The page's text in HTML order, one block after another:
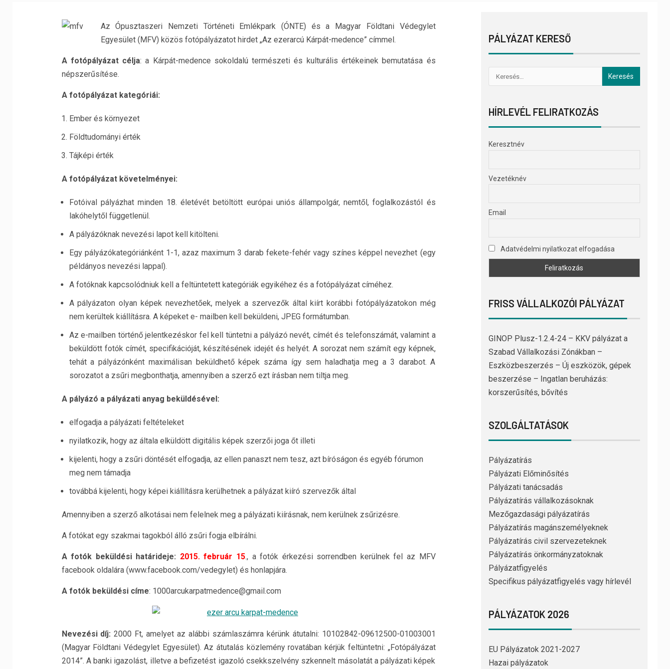
Az Ópusztaszeri Nemzeti Történeti Emlékpark (ÓNTE) és a Magyar Földtani Védegylet
Egyesület (MFV) közös fotópályázatot hirdet „Az ezerarcú Kárpát-medence” címmel.
A fotópályázat célja: a Kárpát-medence sokoldalú természeti és kulturális értékeinek bemutatása és
népszerűsítése.
A fotópályázat kategóriái:
Ember és környezet
Földtudományi érték
Tájképi érték
A fotópályázat követelményei:
Fotóival pályázhat minden 18. életévét betöltött európai uniós állampolgár, nemtől, foglalkozástól és
lakóhelytől függetlenül.
A pályázóknak nevezési lapot kell kitölteni.
Egy pályázókategóriánként 1-1, azaz maximum 3 darab fekete-fehér vagy színes képpel nevezhet (egy
példányos nevezési lappal).
A fotóknak kapcsolódniuk kell a feltüntetett kategóriák egyikéhez és a fotópályázat címéhez.
A pályázaton olyan képek nevezhetőek, melyek a szervezők által kiírt korábbi fotópályázatokon még
nem kerültek kiállításra. A képeket e- mailben kell beküldeni, JPEG formátumban.
Az e-mailben történő jelentkezéskor fel kell tüntetni a pályázó nevét, címét és telefonszámát, valamint a
beküldött fotók címét, specifikációját, készítésének idejét és helyét. A sorozat nem számít egy képnek,
tehát a pályázónként maximálisan beküldhető képek száma így sem haladhatja meg a 3 darabot. A
sorozatot a zsűri megbonthatja, amennyiben a szerző ezt írásban nem tiltja meg.
A pályázó a pályázati anyag beküldésével:
elfogadja a pályázati feltételeket
nyilatkozik, hogy az általa elküldött digitális képek szerzői joga őt illeti
kijelenti, hogy a zsűri döntését elfogadja, az ellen panaszt nem tesz, azt bíróságon és egyéb fórumon
meg nem támadja
továbbá kijelenti, hogy képei kiállításra kerülhetnek a pályázat kiíró szervezők által
Amennyiben a szerző alkotásai nem felelnek meg a pályázati kiírásnak, nem kerülnek zsűrizésre.
A fotókat egy szakmai tagokból álló zsűri fogja elbírálni.
A fotók beküldési határideje: 2015. február 15., a fotók érkezési sorrendben kerülnek fel az MFV
facebook oldalára (www.facebook.com/vedegylet) és honlapjára.
A fotók beküldési címe: 1000arcukarpatmedence@gmail.com
Nevezési díj: 2000 Ft, amelyet az alábbi számlaszámra kérünk átutalni: 10102842-09612500-01003001
(Magyar Földtani Védegylet Egyesület). Az átutalás közlemény rovatában kérjük feltüntetni: „Fotópályázat
2014”. A banki igazolást, illetve a befizetést igazoló csekkszelvény szkennelt másolatát a pályázati képek
PÁLYÁZAT KERESŐ
HÍRLEVÉL FELIRATKOZÁS
Keresztnév
Vezetéknév
Email
Adatvédelmi nyilatkozat elfogadása
FRISS VÁLLALKOZÓI PÁLYÁZAT
GINOP Plusz-1.2.4-24 – KKV pályázat a
Szabad Vállalkozási Zónákban –
Eszközbeszerzés – Új eszközök, gépek
beszerzése – Ingatlan beruházás:
korszerűsítés, bővítés
SZOLGÁLTATÁSOK
Pályázatírás
Pályázati Előminősítés
Pályázati tanácsadás
Pályázatírás vállalkozásoknak
Mezőgazdasági pályázatírás
Pályázatírás magánszemélyeknek
Pályázatírás civil szervezeteknek
Pályázatírás önkormányzatoknak
Pályázatfigyelés
Specifikus pályázatfigyelés vagy hírlevél
PÁLYÁZATOK 2026
EU Pályázatok 2021-2027
Hazai pályázatok